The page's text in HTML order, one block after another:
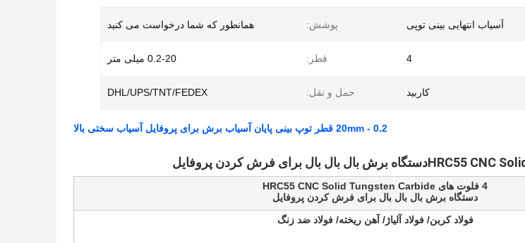
آسیاب انتهایی بینی توپی پوشش: همانطور که شما درخواست می کنید
4 قطر: 0.2-20 میلی متر
کاربید حمل و نقل: DHL/UPS/TNT/FEDEX
0.2 - 20mm قطر توپ بینی پایان آسیاب برش برای پروفایل آسیاب سختی بالا
دستگاه برش بال بال بال برای فرش کردن پروفایل
4 فلوت های HRC55 CNC Solid Tungsten Carbide
دستگاه برش بال بال بال برای فرش کردن پروفایل
فولاد کربن/ فولاد آلیاژ/ آهن ریخته/ فولاد ضد زنگ